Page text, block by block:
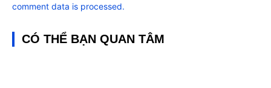
comment data is processed.
CÓ THỂ BẠN QUAN TÂM